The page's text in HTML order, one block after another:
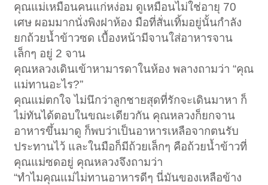
คุณแม่เหมือนคนแก่หง่อม ดูเหมือนไม่ใช่อายุ 70
เศษ ผอมมากนั่งพิงฝาห้อง มือที่สั่นเทิ้มอยู่นั้นกำลัง
ยกถ้วยน้ำข้าวซด เบื้องหน้ามีจานใส่อาหารจาน
เล็กๆ อยู่ 2 จาน
คุณหลวงเดินเข้าหามารดาในห้อง พลางถามว่า “คุณ
แม่ทานอะไร?”
คุณแม่ตกใจ ไม่นึกว่าลูกชายสุดที่รักจะเดินมาหา ก็
ไม่ทันได้ตอบในขณะเดียวกัน คุณหลวงก็ยกจาน
อาหารขึ้นมาดู ก็พบว่าเป็นอาหารเหลือจากตนรับ
ประทานไว้ และในมือก็มีถ้วยเล็กๆ คือถ้วยน้ำข้าวที่
คุณแม่ซดอยู่ คุณหลวงจึงถามว่า
“ทำไมคุณแม่ไม่ทานอาหารดีๆ นี่มันของเหลือข้าง